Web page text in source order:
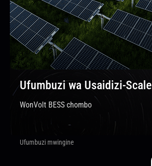
Ufumbuzi wa Usaidizi-Scale
WonVolt BESS chombo
Ufumbuzi mwingine